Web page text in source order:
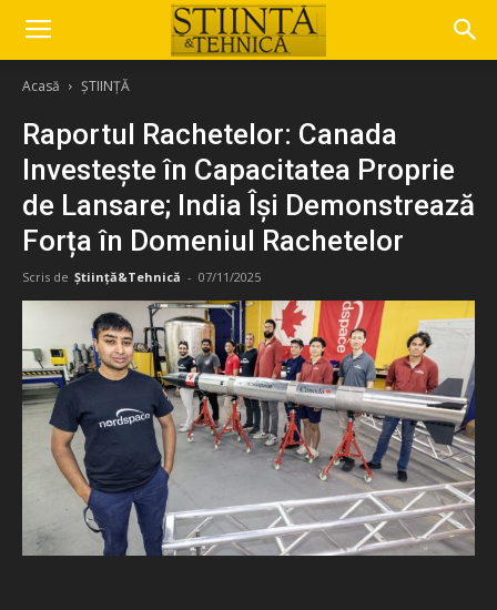
Acasă ȘTIINȚĂ
Raportul Rachetelor: Canada
Investește în Capacitatea Proprie
de Lansare; India Își Demonstrează
Forța în Domeniul Rachetelor
Scris de Știință&Tehnică - 07/11/2025